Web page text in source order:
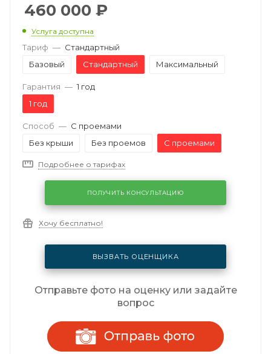
460 000 ₽
Услуга доступна
Тариф — Стандартный
Базовый
Стандартный Максимальный
Гарантия — 1 год
1 год
Способ — С проемами
Без крыши
Без проемов С проемами
Подробнее о тарифах
ПОЛУЧИТЬ КОНСУЛЬТАЦИЮ
Хочу бесплатно!
ВЫЗВАТЬ ОЦЕНЩИКА
Отправьте фото на оценку или задайте
вопрос